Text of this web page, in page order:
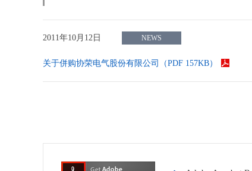
2011年10月12日 NEWS
关于併购协荣电气股份有限公司（PDF 157KB）